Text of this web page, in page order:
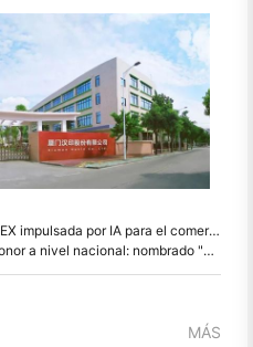
el comercio minorista inteligente en CHINASHOP 2026
"2026 Hecho en China · Marca de confianza por los consumidores"
MÁS